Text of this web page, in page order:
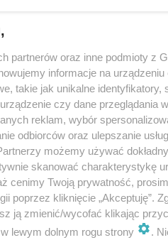
partnerów oraz inne podmioty z
informacje na urządzeniu
takie jak unikalne identyfikatory,
czy dane przeglądania
reklam, wybór
odbiorców oraz ulepszanie
możemy używać
skanować charakterystykę
cenimy Twoją prywatność,
poprzez kliknięcie „Akceptuję”.
ją zmienić/wycofać klikając
lewym dolnym rogu strony
.